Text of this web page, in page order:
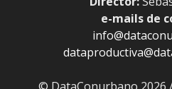
e-mails de